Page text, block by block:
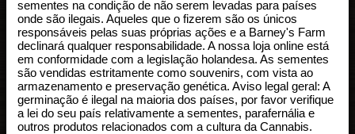
sementes na condição de não serem levadas para países
onde são ilegais. Aqueles que o fizerem são os únicos
responsáveis pelas suas próprias ações e a Barney's Farm
declinará qualquer responsabilidade. A nossa loja online está
em conformidade com a legislação holandesa. As sementes
são vendidas estritamente como souvenirs, com vista ao
armazenamento e preservação genética. Aviso legal geral: A
germinação é ilegal na maioria dos países, por favor verifique
a lei do seu país relativamente a sementes, parafernália e
outros produtos relacionados com a cultura da Cannabis.